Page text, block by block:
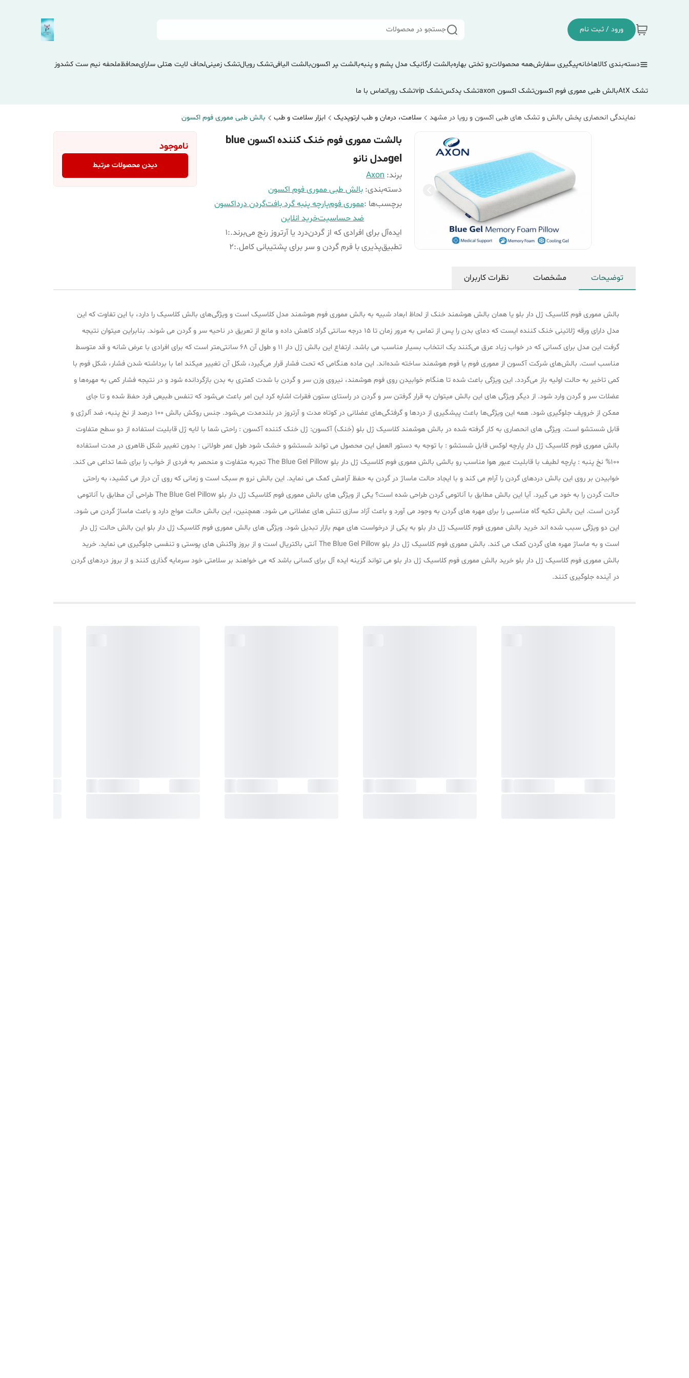
ورود / ثبت نام جستجو در محصولات
دسته‌بندی کالاهاخانهپیگیری سفارشهمه محصولاترو تختی بهارهبالشت ارگانیک مدل پشم و پنبهبالشت ‍‍‍پر اکسونبالشت الیافیتشک رویالتشک زمینیلحاف لایت هتلی سارایمحافظملحفه نیم ست کشدوز
تشک AtX بالش طبی مموری فوم اکسونتشک اکسون axon تشک پدکستشک vip تشک رویاتماس با ما
نمایندگی انحصاری پخش بالش و تشک های طبی اکسون و رویا در مشهد سلامت، درمان و طب ارتوپدیک ابزار سلامت و طب بالش طبی مموری فوم اکسون
بالشت مموری فوم خنک کننده اکسون blue
gelمدل نانو
برند: Axon
دسته‌بندی:بالش طبی مموری فوم اکسون
برچسب‌ها :مموری فومپارچه پنبه گرد بافتگردن درداکسون
ضد حساسیتخرید انلاین
ایده‌آل برای افرادی که از گردن‌درد یا آرتروز رنج می‌برند.:
1
تطبیق‌پذیری با فرم گردن و سر برای پشتیبانی کامل.:
2
ناموجود
دیدن محصولات مرتبط
توضیحات مشخصات نظرات کاربران
بالش مموری فوم کلاسیک ژل دار بلو یا همان بالش هوشمند خنک از لحاظ ابعاد شبیه به بالش مموری فوم هوشمند مدل کلاسیک است و ویژگی‌های بالش کلاسیک را دارد، با این تفاوت که این
مدل دارای ورقه ژلاتینی خنک کننده ایست که دمای بدن را پس از تماس به مرور زمان تا 15 درجه سانتی گراد کاهش داده و مانع از تعریق در ناحیه سر و گردن می شوند. بنابراین میتوان نتیجه
گرفت این مدل برای کسانی که در خواب زیاد عرق می‌کنند یک انتخاب بسیار مناسب می باشد. ارتفاع این بالش ژل دار 11 و طول آن 68 سانتی‌متر است که برای افرادی با عرض شانه و قد متوسط
مناسب است. بالش‌های شرکت آکسون از مموری فوم یا فوم هوشمند ساخته شده‌اند. این ماده هنگامی که تحت فشار قرار می‌گیرد، شکل آن تغییر میکند اما با برداشته شدن فشار، شکل فوم با
کمی تاخیر به حالت اولیه باز می‌گردد. این ویژگی باعث شده تا هنگام خوابیدن روی فوم هوشمند، نیروی وزن سر و گردن با شدت کمتری به بدن بازگردانده شود و در نتیجه فشار کمی به مهره‌ها و
عضلات سر و گردن وارد شود. از دیگر ویژگی های این بالش میتوان به قرار گرفتن سر و گردن در راستای ستون فقرات اشاره کرد این امر باعث می‌شود که تنفس طبیعی فرد حفظ شده و تا جای
ممکن از خروپف جلوگیری شود. همه این ویژگی‌ها باعث پیشگیری از دردها و گرفتگی‌های عضلانی در کوتاه مدت و آرتروز در بلندمدت می‌شود. جنس روکش بالش 100 درصد از نخ پنبه، ضد آلرژی و
قابل شستشو است. ویژگی های انحصاری به کار گرفته شده در بالش هوشمند کلاسیک ژل بلو (خنک) آکسون: ژل خنک کننده آکسون : راحتی شما با لایه ژل قابلیت استفاده از دو سطح متفاوت
بالش مموری فوم کلاسیک ژل دار پارچه لوکس قابل شستشو : با توجه به دستور العمل این محصول می تواند شستشو و خشک شود طول عمر طولانی : بدون تغییر شکل ظاهری در مدت استفاده
100% نخ پنبه : پارچه لطیف با قابلیت عبور هوا مناسب رو بالشی بالش مموری فوم کلاسیک ژل دار بلو The Blue Gel Pillow تجربه متفاوت و منحصر به فردی از خواب را برای شما تداعی می کند.
خوابیدن بر روی این بالش دردهای گردن را آرام می کند و با ایجاد حالت ماساژ در گردن به حفظ آرامش کمک می نماید. این بالش نرو م سبک است و زمانی که روی آن دراز می کشید، به راحتی
حالت گردن را به خود می گیرد. آیا این بالش مطابق با آناتومی گردن طراحی شده است؟ یکی از ویژگی های بالش مموری فوم کلاسیک ژل دار بلو The Blue Gel Pillow طراحی آن مطابق با آناتومی
گردن است. این بالش تکیه گاه مناسبی را برای مهره های گردن به وجود می آورد و باعث آزاد سازی تنش های عضلانی می شود. همچنین، این بالش حالت مواج دارد و باعث ماساژ گردن می شود.
این دو ویژگی سبب شده اند خرید بالش مموری فوم کلاسیک ژل دار بلو به یکی از درخواست های مهم بازار تبدیل شود. ویژگی های بالش مموری فوم کلاسیک ژل دار بلو این بالش حالت ژل دار
است و به ماساژ مهره های گردن کمک می کند. بالش مموری فوم کلاسیک ژل دار بلو The Blue Gel Pillow آنتی باکتریال است و از بروز واکنش های پوستی و تنفسی جلوگیری می نماید. خرید
بالش مموری فوم کلاسیک ژل دار بلو خرید بالش مموری فوم کلاسیک ژل دار بلو می تواند گزینه ایده آل برای کسانی باشد که می خواهند بر سلامتی خود سرمایه گذاری کنند و از بروز دردهای گردن
در آینده جلوگیری کنند.